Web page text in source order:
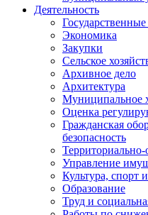
Деятельность
Экономика
Закупки
Сельское
Архивное дело
Архитектура
Муниципальное
Оценка
Гражданская
безопасность
Управление
Культура, спорт
Образование
Труд и